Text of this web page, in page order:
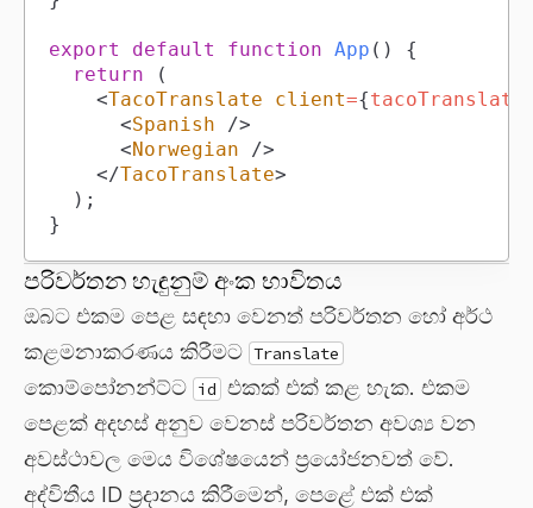
export default function App ( )
{
return
(
<TacoTranslate client={
<Spanish
/>
<Norwegian
/>
</TacoTranslate>
) ;
}
පරිවර්තන හැඳුනුම් අංක භාවිතය
ඔබට එකම පෙළ සඳහා වෙනත් පරිවර්තන හෝ අර්ථ
කළමනාකරණය කිරීමට Translate
කොම්පෝනන්ට්ට id එකක් එක් කළ හැක. එකම
පෙළක් අදහස් අනුව වෙනස් පරිවර්තන අවශ්‍ය වන
අවස්ථාවල මෙය විශේෂයෙන් ප්‍රයෝජනවත් වේ.
අද්විතීය ID ප්‍රදානය කිරීමෙන්, පෙළේ එක් එක්